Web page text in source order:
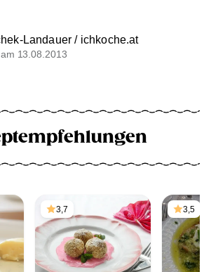
Landauer / ichkoche.at
13.08.2013
3,7 3,5